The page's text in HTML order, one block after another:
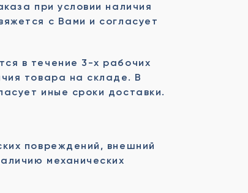
при условии наличия
с Вами и согласует
в течение 3-х рабочих
товара на складе. В
иные сроки доставки.
повреждений, внешний
механических